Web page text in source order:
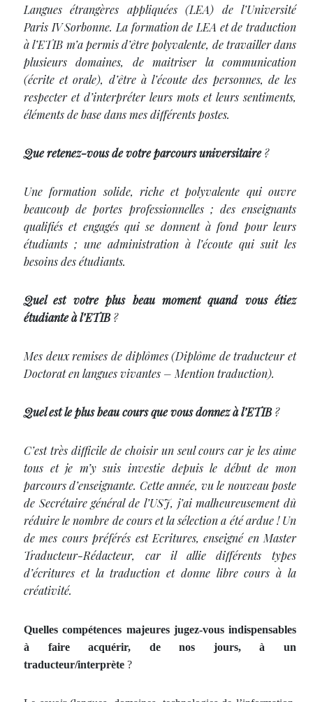
Langues étrangères appliquées (LEA) de l’Université
Paris IV Sorbonne. La formation de LEA et de traduction
à l’ETIB m’a permis d’être polyvalente, de travailler dans
plusieurs domaines, de maitriser la communication
(écrite et orale), d’être à l’écoute des personnes, de les
respecter et d’interpréter leurs mots et leurs sentiments,
éléments de base dans mes différents postes.
Que retenez-vous de votre parcours universitaire?
Une formation solide, riche et polyvalente qui ouvre
beaucoup de portes professionnelles ; des enseignants
qualifiés et engagés qui se donnent à fond pour leurs
étudiants ; une administration à l’écoute qui suit les
besoins des étudiants.
Quel est votre plus beau moment quand vous étiez
étudiante à l’ETIB?
Mes deux remises de diplômes (Diplôme de traducteur et
Doctorat en langues vivantes – Mention traduction).
Quel est le plus beau cours que vous donnez à l’ETIB?
C’est très difficile de choisir un seul cours car je les aime
tous et je m’y suis investie depuis le début de mon
parcours d’enseignante. Cette année, vu le nouveau poste
de Secrétaire général de l’USJ, j’ai malheureusement dû
réduire le nombre de cours et la sélection a été ardue ! Un
de mes cours préférés est Ecritures, enseigné en Master
Traducteur-Rédacteur, car il allie différents types
d’écritures et la traduction et donne libre cours à la
créativité.
Quelles compétences majeures jugez-vous indispensables
à faire acquérir, de nos jours, à un
traducteur/interprète ?